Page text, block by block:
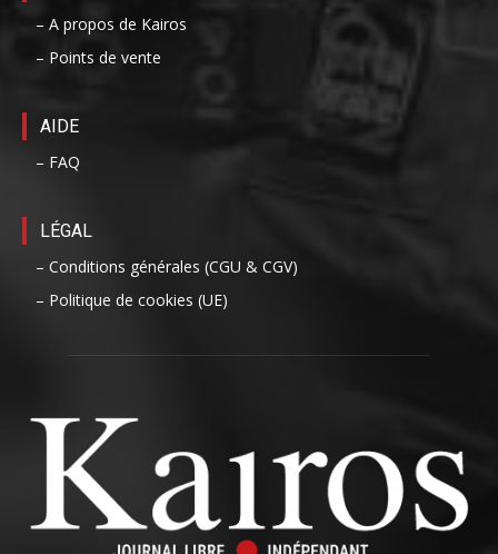
– A propos de Kairos
– Points de vente
AIDE
– FAQ
LÉGAL
– Conditions générales (CGU & CGV)
– Politique de cookies (UE)